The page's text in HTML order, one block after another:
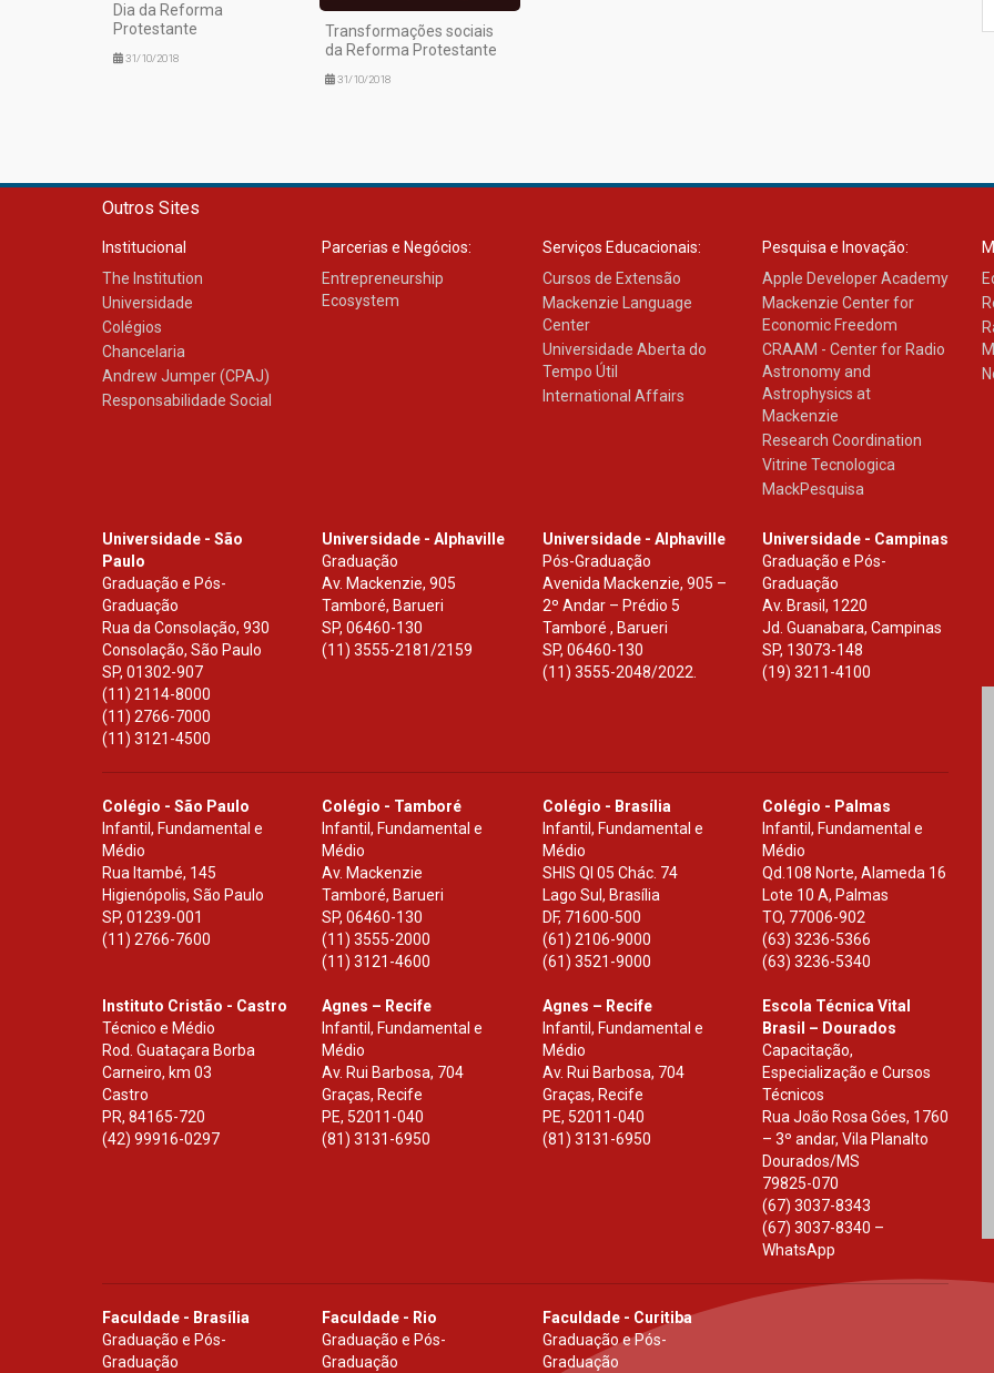
Dia da Reforma
Protestante
31/10/2018
Transformações sociais
da Reforma Protestante
31/10/2018
Outros Sites
Institucional
The Institution
Universidade
Colégios
Chancelaria
Andrew Jumper (CPAJ)
Responsabilidade Social
Parcerias e Negócios:
Entrepreneurship
Ecosystem
Serviços Educacionais:
Cursos de Extensão
Mackenzie Language
Center
Universidade Aberta do
Tempo Útil
International Affairs
Pesquisa e Inovação:
Apple Developer Academy
Mackenzie Center for
Economic Freedom
CRAAM - Center for Radio
Astronomy and
Astrophysics at
Mackenzie
Research Coordination
Vitrine Tecnologica
MackPesquisa
Universidade - São
Paulo
Graduação e Pós-
Graduação
Rua da Consolação, 930
Consolação, São Paulo
SP, 01302-907
(11) 2114-8000
(11) 2766-7000
(11) 3121-4500
Universidade - Alphaville
Graduação
Av. Mackenzie, 905
Tamboré, Barueri
SP,06460-130
(11) 3555-2181/2159
Universidade - Alphaville
Pós-Graduação
Avenida Mackenzie, 905 –
2º Andar – Prédio 5
Tamboré , Barueri
SP, 06460-130
(11) 3555-2048/2022.
Universidade - Campinas
Graduação e Pós-
Graduação
Av. Brasil, 1220
Jd. Guanabara, Campinas
SP, 13073-148
(19) 3211-4100
Colégio - São Paulo
Infantil, Fundamental e
Médio
Rua Itambé, 145
Higienópolis, São Paulo
SP, 01239-001
(11) 2766-7600
Colégio - Tamboré
Infantil, Fundamental e
Médio
Av. Mackenzie
Tamboré, Barueri
SP,06460-130
(11) 3555-2000
(11) 3121-4600
Colégio - Brasília
Infantil, Fundamental e
Médio
SHIS Ql 05 Chác. 74
Lago Sul, Brasília
DF, 71600-500
(61) 2106-9000
(61) 3521-9000
Colégio - Palmas
Infantil, Fundamental e
Médio
Qd.108 Norte, Alameda 16
Lote 10 A, Palmas
TO, 77006-902
(63) 3236-5366
(63) 3236-5340
Instituto Cristão - Castro
Técnico e Médio
Rod. Guataçara Borba
Carneiro, km 03
Castro
PR, 84165-720
(42) 99916-0297
Agnes – Recife
Infantil, Fundamental e
Médio
Av. Rui Barbosa, 704
Graças, Recife
PE, 52011-040
(81) 3131-6950
Agnes – Recife
Infantil, Fundamental e
Médio
Av. Rui Barbosa, 704
Graças, Recife
PE, 52011-040
(81) 3131-6950
Escola Técnica Vital
Brasil – Dourados
Capacitação,
Especialização e Cursos
Técnicos
Rua João Rosa Góes, 1760
– 3º andar, Vila Planalto
Dourados/MS
79825-070
(67) 3037-8343
(67) 3037-8340 –
WhatsApp
Faculdade - Brasília
Graduação e Pós-
Graduação
Faculdade - Rio
Graduação e Pós-
Graduação
Faculdade - Curitiba
Graduação e Pós-
Graduação